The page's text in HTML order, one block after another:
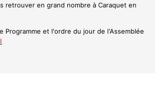
retrouver en grand nombre à Caraquet en
Programme et l'ordre du jour de l'Assemblée